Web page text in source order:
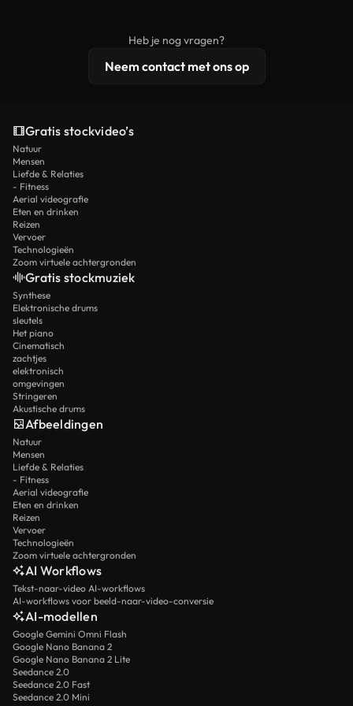
licentiebescherming omvat.
Heb je nog vragen?
Neem contact met ons op
Gratis stockvideo’s
Natuur
Mensen
Liefde & Relaties
- Fitness
Aerial videografie
Eten en drinken
Reizen
Vervoer
Technologieën
Zoom virtuele achtergronden
Gratis stockmuziek
Synthese
Elektronische drums
sleutels
Het piano
Cinematisch
zachtjes
elektronisch
omgevingen
Stringeren
Akustische drums
Afbeeldingen
Natuur
Mensen
Liefde & Relaties
- Fitness
Aerial videografie
Eten en drinken
Reizen
Vervoer
Technologieën
Zoom virtuele achtergronden
AI Workflows
Tekst-naar-video AI-workflows
AI-workflows voor beeld-naar-video-conversie
AI-modellen
Google Gemini Omni Flash
Google Nano Banana 2
Google Nano Banana 2 Lite
Seedance 2.0
Seedance 2.0 Fast
Seedance 2.0 Mini